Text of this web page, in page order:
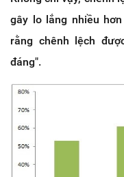
gây lo lắng nhiều
rằng chênh lệch
đáng".